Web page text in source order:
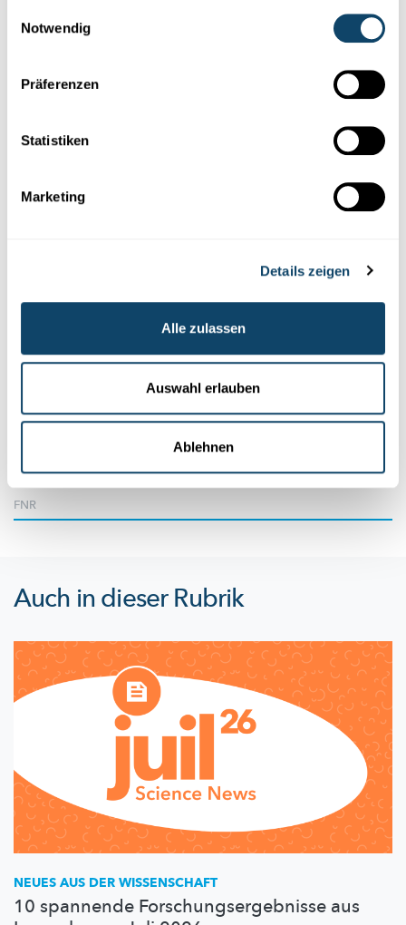
Notwendig
Präferenzen
Statistiken
Marketing
Details zeigen
Alle zulassen
Auswahl erlauben
Ablehnen
Wie bewerten die Luxemburger die Rolle der Wissenschaft in
INTERAKTIVE KONFERENZ
Wie kann man als Bürger seine
Umweltbelastung reduzieren?
Am 17. November 2020 findet die nächste interaktive Konferenz
„So you think you’re green” statt (online). Diese konzentr...
FNR
Auch in dieser Rubrik
NEUES AUS DER WISSENSCHAFT
10 spannende Forschungsergebnisse aus